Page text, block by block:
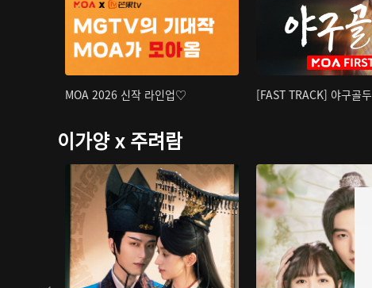
MOA 2026 신작 라인업♡ [FAST TRACK] 야구골두
이가양 x 주려람